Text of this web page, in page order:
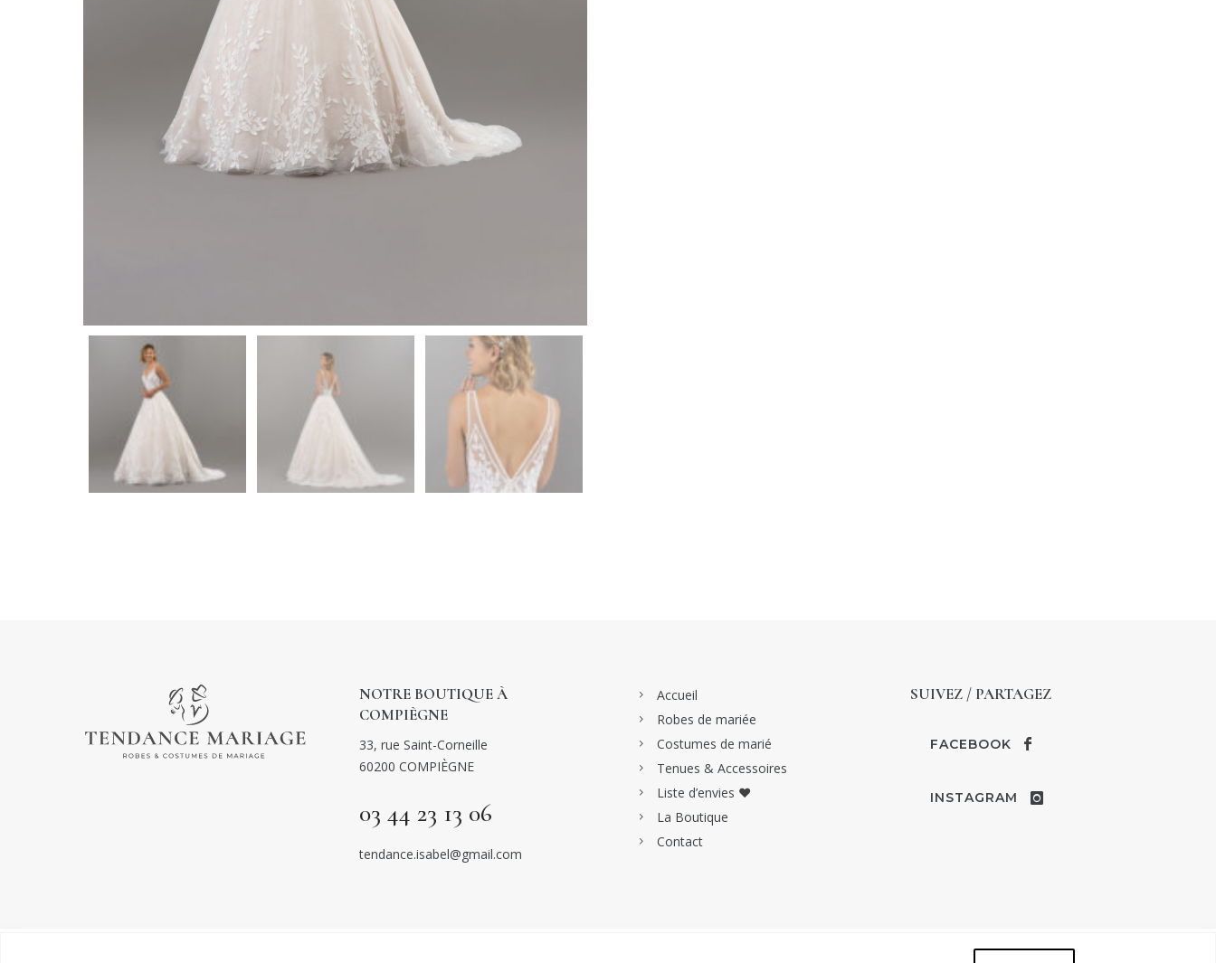
NOTRE BOUTIQUE À
COMPIÈGNE
33, rue Saint-Corneille
60200 COMPIÈGNE
03 44 23 13 06
tendance.isabel@gmail.com
Accueil
Robes de mariée
Costumes de marié
Tenues & Accessoires
Liste d’envies ♥
La Boutique
Contact
SUIVEZ / PARTAGEZ
FACEBOOK
INSTAGRAM